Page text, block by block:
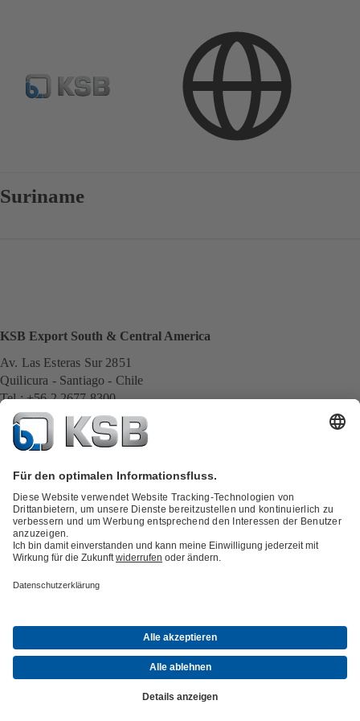
Suriname
KSB Export South & Central America
Av. Las Esteras Sur 2851
Quilicura - Santiago - Chile
Tel.: +56 2 2677 8300
E-Mail:cl.export@ksb.com
Alle KSB-Kontakte
Zurück zur Übersicht